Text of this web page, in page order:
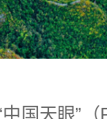
天眼”（